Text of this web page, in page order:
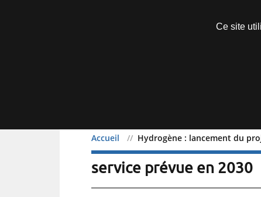
Accueil Hydrogène : lancement du
Hydrogène : lancement
service prévue en 2030
Ce site